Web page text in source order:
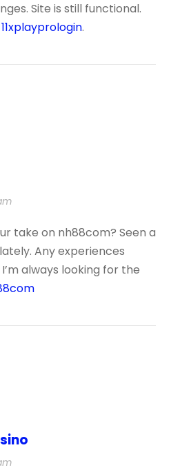
Site is still functional.
11xplayprologin.
take on nh88com? Seen a
Any experiences
always looking for the